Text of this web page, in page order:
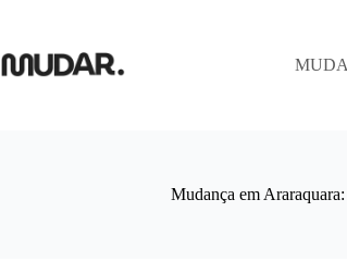
conteúdo
Mudança em